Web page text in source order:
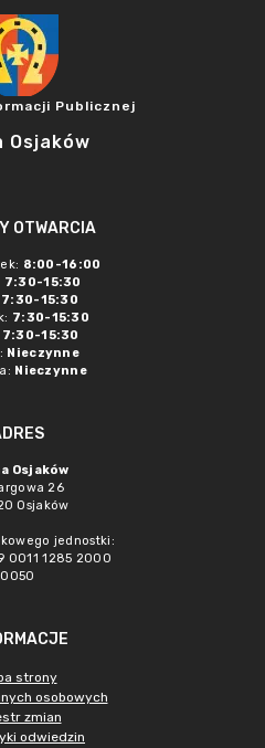
Publicznej
Osjaków
OTWARCIA
8:00-16:00
7:30-15:30
7:30-15:30
7:30-15:30
7:30-15:30
Nieczynne
Nieczynne
Osjaków
26
Osjaków
jednostki:
0011 1285 2000
0050
strony
osobowych
zmian
odwiedzin